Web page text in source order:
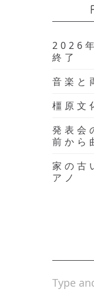
2026
終了
音楽と
橿原文
発表会
前から
家の古
アノ